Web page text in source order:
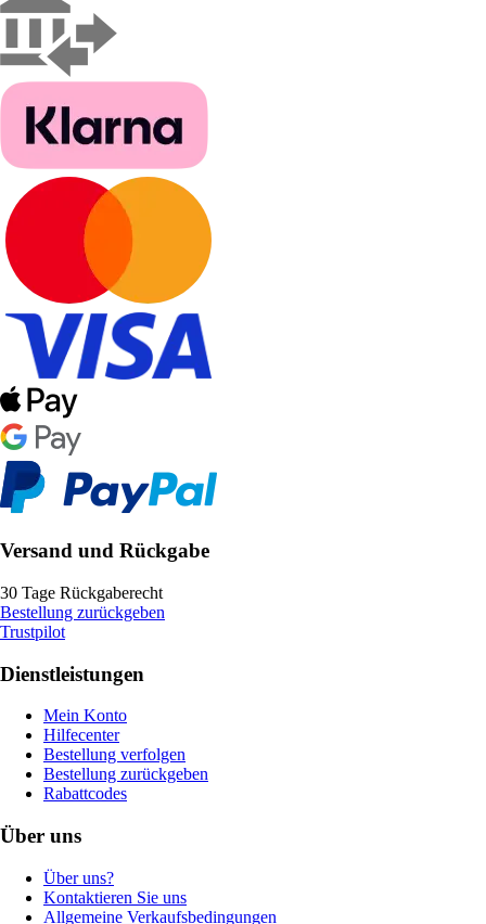
Versand und Rückgabe
30 Tage Rückgaberecht
Bestellung zurückgeben
Trustpilot
Dienstleistungen
Mein Konto
Hilfecenter
Bestellung verfolgen
Bestellung zurückgeben
Rabattcodes
Über uns
Über uns?
Kontaktieren Sie uns
Allgemeine Verkaufsbedingungen